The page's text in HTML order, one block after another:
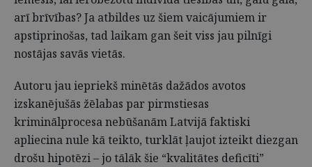
arī brīvības? Ja atbildes uz šiem vaicājumiem ir
apstiprinošas, tad laikam gan šeit viss jau pilnīgi
nostājas savās vietās.
Autoru jau iepriekš minētās dažādos avotos
izskanējušās žēlabas par pirmstiesas
kriminālprocesa nebūšanām Latvijā faktiski
apliecina nule kā teikto, turklāt ļaujot izteikt diezgan
drošu hipotēzi – jo tālāk šie “kvalitātes deficīti”